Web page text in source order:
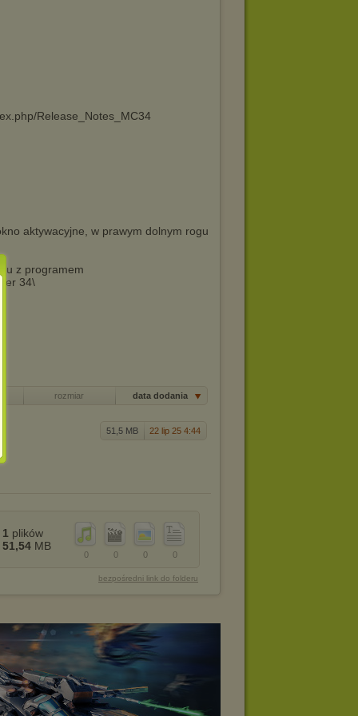
Release_Notes_MC34
aktywacyjne, w prawym dolnym rogu
z programem
34\
rozmiar data dodania
51,5 MB 22 lip 25 4:44
0
0
0
0
1 plików
51,54 MB
bezpośredni link do folderu